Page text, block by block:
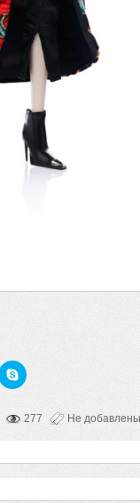
277 Не добавлены